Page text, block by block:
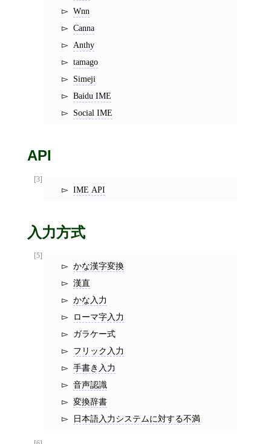
Wnn
Canna
Anthy
tamago
Simeji
Baidu IME
Social IME
API
[3]
IME API
入力方式
[5]
かな漢字変換
漢直
かな入力
ローマ字入力
ガラケー式
フリック入力
手書き入力
音声認識
変換辞書
日本語入力システムに対する不満